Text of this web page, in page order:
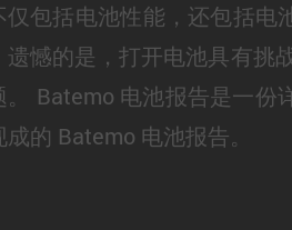
包括电池性能，还包括电
憾的是，打开电池具有挑
Batemo 电池报告是一份
成的 Batemo 电池报告。